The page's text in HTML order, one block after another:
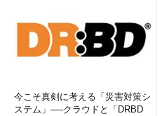
今こそ真剣に考える「災害対策シ
ステム」──クラウドと「DRBD